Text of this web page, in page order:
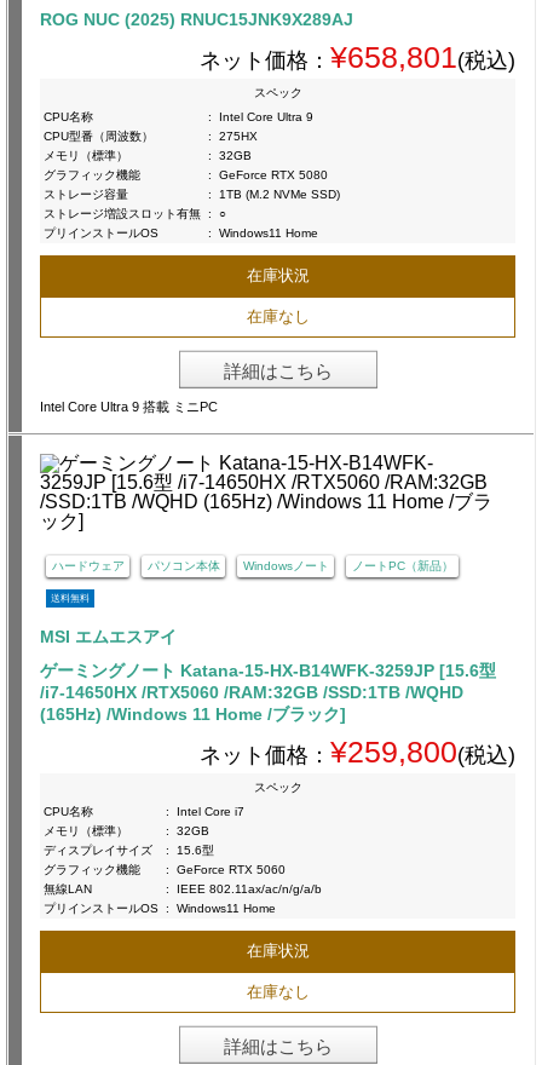
ROG NUC (2025) RNUC15JNK9X289AJ
ネット価格： ¥658,801(税込)
スペック
CPU名称
:
Intel Core Ultra 9
CPU型番（周波数）
:
275HX
メモリ（標準）
:
32GB
グラフィック機能
:
GeForce RTX 5080
ストレージ容量
:
1TB (M.2 NVMe SSD)
ストレージ増設スロット有無 :
○
プリインストールOS
: Windows11 Home
在庫状況
在庫なし
詳細はこちら
Intel Core Ultra 9 搭載 ミニPC
ハードウェア パソコン本体 Windowsノート ノートPC（新品）
送料無料
MSI エムエスアイ
ゲーミングノート Katana-15-HX-B14WFK-3259JP [15.6型
/i7-14650HX /RTX5060 /RAM:32GB /SSD:1TB /WQHD
(165Hz) /Windows 11 Home /ブラック]
ネット価格： ¥259,800(税込)
スペック
CPU名称
:
Intel Core i7
メモリ（標準）
:
32GB
ディスプレイサイズ
:
15.6型
グラフィック機能
:
GeForce RTX 5060
無線LAN
:
IEEE 802.11ax/ac/n/g/a/b
プリインストールOS : Windows11 Home
在庫状況
在庫なし
詳細はこちら